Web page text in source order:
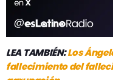
LEA TAMBIÉN:Los
fallecimiento del